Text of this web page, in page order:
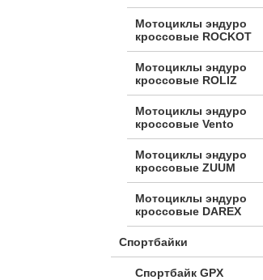
Мотоциклы эндуро
кроссовые ROCKOT
Мотоциклы эндуро
кроссовые ROLIZ
Мотоциклы эндуро
кроссовые Vento
Мотоциклы эндуро
кроссовые ZUUM
Мотоциклы эндуро
кроссовые DAREX
Спортбайки
Спортбайк GPX